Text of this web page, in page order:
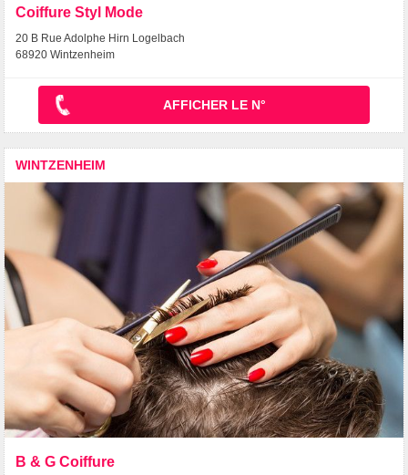
Coiffure Styl Mode
20 B Rue Adolphe Hirn Logelbach
68920 Wintzenheim
AFFICHER LE N°
WINTZENHEIM
B & G Coiffure